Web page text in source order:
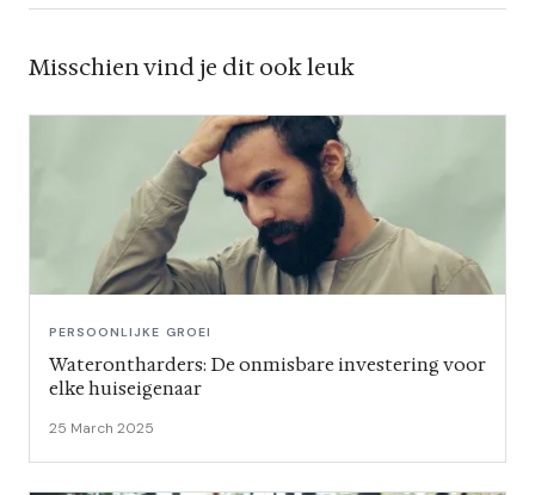
Misschien vind je dit ook leuk
PERSOONLIJKE GROEI
Waterontharders: De onmisbare investering voor
elke huiseigenaar
25 March 2025